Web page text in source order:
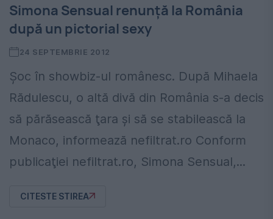
Simona Sensual renunţă la România
după un pictorial sexy
24 SEPTEMBRIE 2012
Şoc în showbiz-ul românesc. După Mihaela
Rădulescu, o altă divă din România s-a decis
să părăsească ţara şi să se stabilească la
Monaco, informează nefiltrat.ro Conform
publicaţiei nefiltrat.ro, Simona Sensual,...
CITESTE STIREA